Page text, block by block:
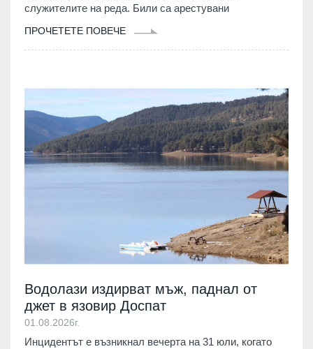
служителите на реда. Били са арестувани
ПРОЧЕТЕТЕ ПОВЕЧЕ
Водолази издирват мъж, паднал от
джет в язовир Доспат
01.08.2026г.
Инцидентът е възникнал вечерта на 31 юли, когато